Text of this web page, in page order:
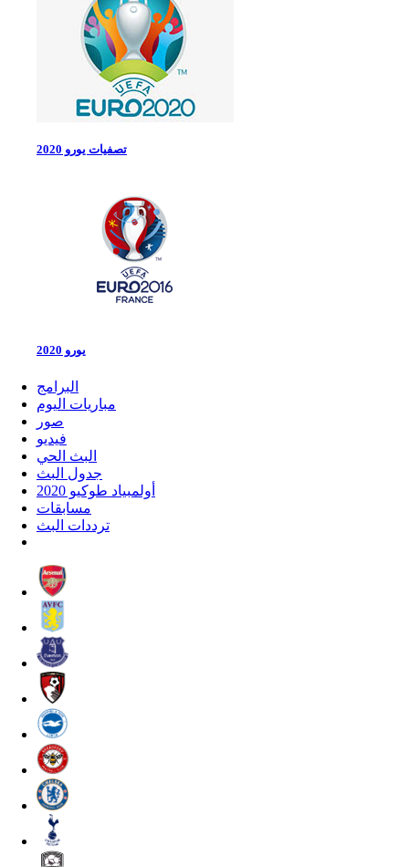
تصفيات يورو 2020
يورو 2020
البرامج
مباريات اليوم
صور
فيديو
البث الحي
جدول البث
أولمبياد طوكيو 2020
مسابقات
ترددات البث